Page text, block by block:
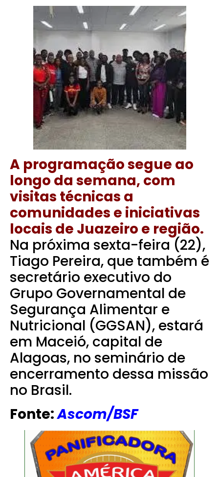
A programação segue ao
longo da semana, com
visitas técnicas a
comunidades e iniciativas
locais de Juazeiro e região.
Na próxima sexta-feira (22),
Tiago Pereira, que também é
secretário executivo do
Grupo Governamental de
Segurança Alimentar e
Nutricional (GGSAN), estará
em Maceió, capital de
Alagoas, no seminário de
encerramento dessa missão
no Brasil.
Fonte:Ascom/BSF